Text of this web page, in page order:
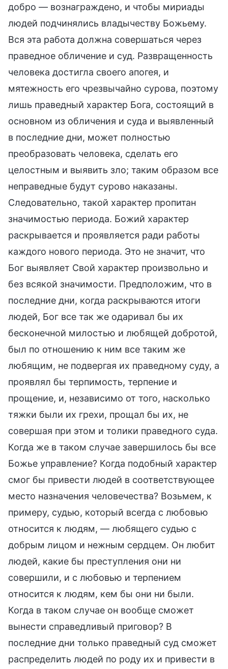
добро — вознаграждено, и чтобы мириады
людей подчинялись владычеству Божьему.
Вся эта работа должна совершаться через
праведное обличение и суд. Развращенность
человека достигла своего апогея, и
мятежность его чрезвычайно сурова, поэтому
лишь праведный характер Бога, состоящий в
основном из обличения и суда и выявленный
в последние дни, может полностью
преобразовать человека, сделать его
целостным и выявить зло; таким образом все
неправедные будут сурово наказаны.
Следовательно, такой характер пропитан
значимостью периода. Божий характер
раскрывается и проявляется ради работы
каждого нового периода. Это не значит, что
Бог выявляет Свой характер произвольно и
без всякой значимости. Предположим, что в
последние дни, когда раскрываются итоги
людей, Бог все так же одаривал бы их
бесконечной милостью и любящей добротой,
был по отношению к ним все таким же
любящим, не подвергая их праведному суду, а
проявлял бы терпимость, терпение и
прощение, и, независимо от того, насколько
тяжки были их грехи, прощал бы их, не
совершая при этом и толики праведного суда.
Когда же в таком случае завершилось бы все
Божье управление? Когда подобный характер
смог бы привести людей в соответствующее
место назначения человечества? Возьмем, к
примеру, судью, который всегда с любовью
относится к людям, — любящего судью с
добрым лицом и нежным сердцем. Он любит
людей, какие бы преступления они ни
совершили, и с любовью и терпением
относится к людям, кем бы они ни были.
Когда в таком случае он вообще сможет
вынести справедливый приговор? В
последние дни только праведный суд сможет
распределить людей по роду их и привести в